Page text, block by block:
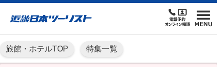
旅館・ホテルTOP 特集一覧